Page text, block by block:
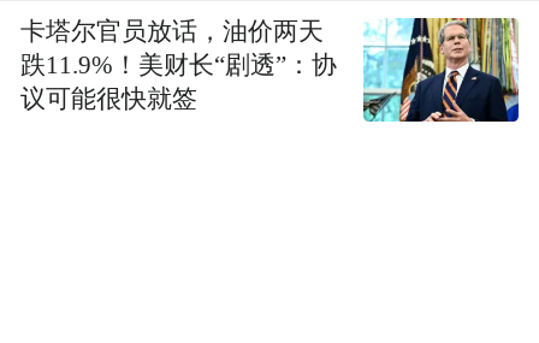
卡塔尔官员放话，油价两天
跌11.9%！美财长“剧透”：协
议可能很快就签